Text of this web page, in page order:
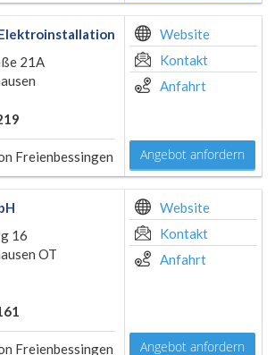
21A
Freienbessingen
Website
Kontakt
Anfahrt
Angebot anfordern
16
OT
Freienbessingen
Website
Kontakt
Anfahrt
Angebot anfordern